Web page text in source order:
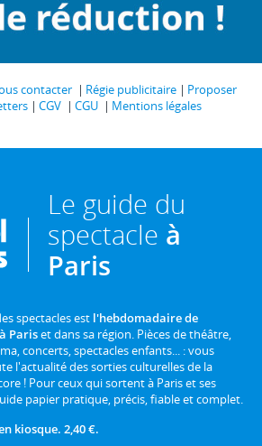
contacter Régie publicitaire
Proposer
CGV CGU
Mentions légales
Le guide du
spectacle à
Paris
spectacles est l'hebdomadaire de
Pariset dans sa région. Pièces de théâtre,
concerts, spectacles enfants... : vous
l'actualité des sorties culturelles de la
! Pour ceux qui sortent à Paris et ses
papier pratique, précis, fiable et complet.
kiosque. 2,40 €.